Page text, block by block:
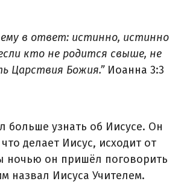
ему в ответ: истинно, истинно
кто не родится свыше, не
Царствия Божия.” Иоанна 3:3
больше узнать об Иисусе. Он
делает Иисус, исходит от
ночью он пришёл поговорить
назвал Иисуса Учителем.